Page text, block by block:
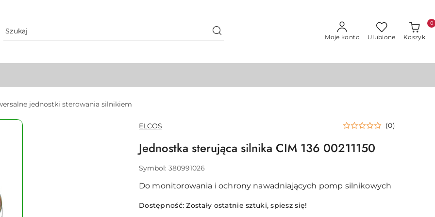
Moje konto Ulubione Koszyk
0
jednostki sterowania silnikiem
NAZWA
PRODUCENTA:
ELCOS (0)
Jednostka sterująca silnika CIM 136 00211150
Symbol: 380991026
Do monitorowania i ochrony nawadniających pomp silnikowych
Dostępność:Zostały ostatnie sztuki, spiesz się!